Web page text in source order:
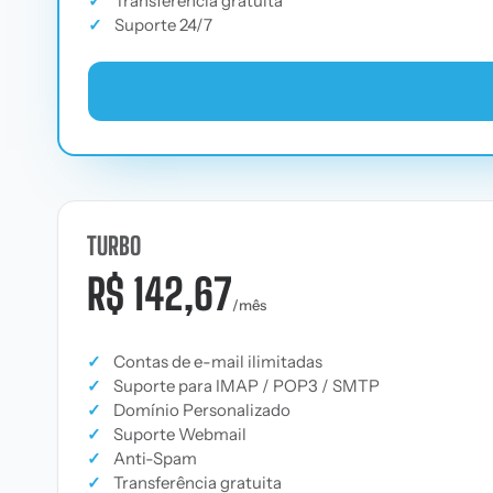
✓
Suporte 24/7
TURBO
R$ 142,67/mês
✓
Contas de e-mail ilimitadas
✓
Suporte para IMAP / POP3 / SMTP
✓
Domínio Personalizado
✓
Suporte Webmail
✓
Anti-Spam
✓
Transferência gratuita